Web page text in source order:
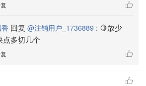
回复 @注销用户_1736889 : 🍋放少
点多切几个